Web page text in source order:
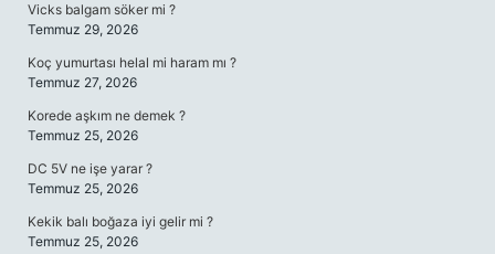
Vicks balgam söker mi ?
Temmuz 29, 2026
Koç yumurtası helal mi haram mı ?
Temmuz 27, 2026
Korede aşkım ne demek ?
Temmuz 25, 2026
DC 5V ne işe yarar ?
Temmuz 25, 2026
Kekik balı boğaza iyi gelir mi ?
Temmuz 25, 2026